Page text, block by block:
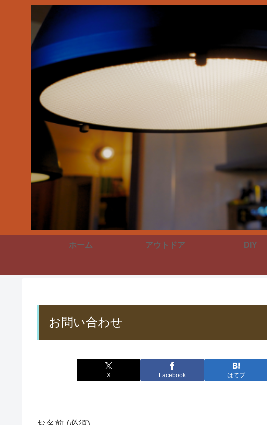
ホーム アウトドア DIY
お問い合わせ
X Facebook はてブ